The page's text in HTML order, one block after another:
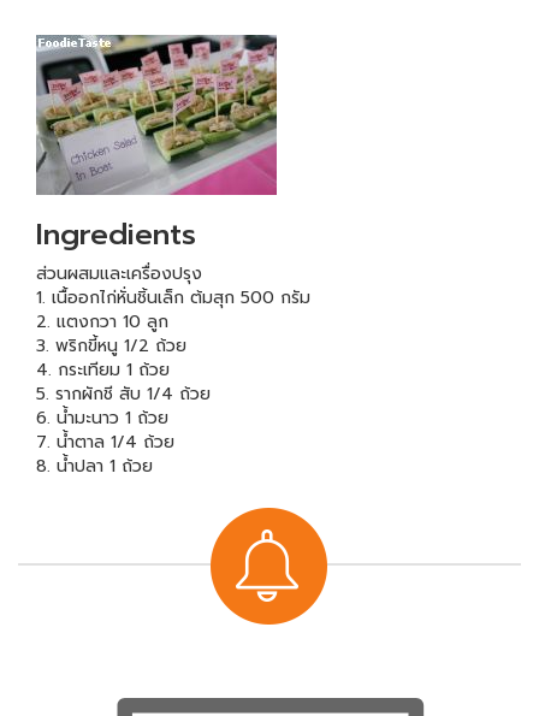
Ingredients
ส่วนผสมและเครื่องปรุง
1. เนื้ออกไก่หั่นชิ้นเล็ก ต้มสุก 500 กรัม
2. แตงกวา 10 ลูก
3. พริกขี้หนู 1/2 ถ้วย
4. กระเทียม 1 ถ้วย
5. รากผักชี สับ 1/4 ถ้วย
6. น้ำมะนาว 1 ถ้วย
7. น้ำตาล 1/4 ถ้วย
8. น้ำปลา 1 ถ้วย